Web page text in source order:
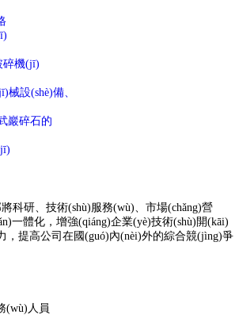
碎機(jī)
設(shè)備、
巖碎石的
科研、技術(shù)服務(wù)、市場(chǎng)營
一體化，增強(qiáng)企業(yè)技術(shù)開(kāi)
，提高公司在國(guó)內(nèi)外的綜合競(jìng)爭
(wù)人員